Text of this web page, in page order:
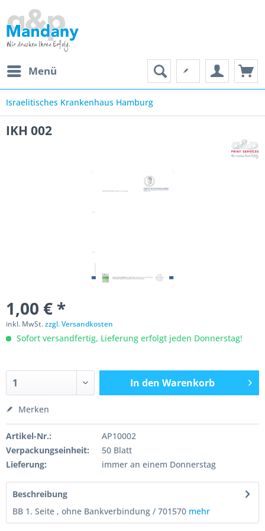
Menü
Israelitisches Krankenhaus Hamburg
IKH 002
1,00 € *
inkl. MwSt.zzgl. Versandkosten
Sofort versandfertig, Lieferung erfolgt jeden Donnerstag!
In den Warenkorb
Merken
Artikel-Nr.:
AP10002
Verpackungseinheit:
50 Blatt
Lieferung:
immer an einem Donnerstag
Beschreibung
BB 1. Seite , ohne Bankverbindung / 701570 mehr